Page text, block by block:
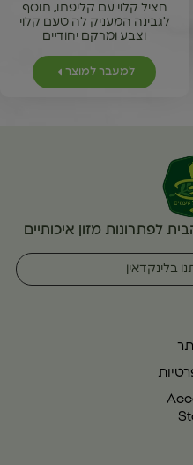
חציל קלוי עם קליפתו, תוסף
לגבינה המעניק לה טעם קלוי
וצבע ומרקם יחודיים
למעבר למוצר
לפתרונות מזון איכותיים
בלינקדאין